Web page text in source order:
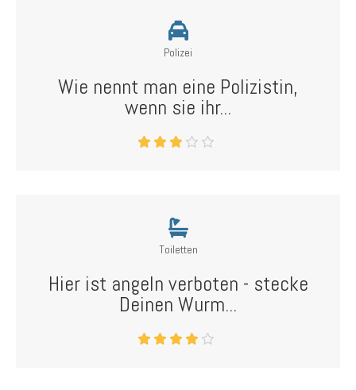
Polizei
Wie nennt man eine Polizistin,
wenn sie ihr...
Toiletten
Hier ist angeln verboten - stecke
Deinen Wurm...